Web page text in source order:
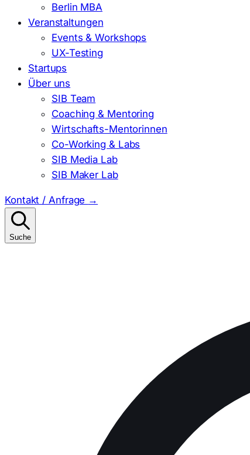
Berlin MBA
Veranstaltungen
Events & Workshops
UX-Testing
Startups
Über uns
SIB Team
Coaching & Mentoring
Wirtschafts-Mentorinnen
Co-Working & Labs
SIB Media Lab
SIB Maker Lab
Kontakt / Anfrage →
Suche